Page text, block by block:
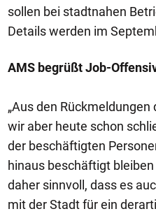
sollen bei stadtnahen
Details werden im
AMS begrüßt Job-
„Aus den
wir aber heute schon
der beschäftigten
hinaus beschäftigt
daher sinnvoll, dass es
mit der Stadt für ein